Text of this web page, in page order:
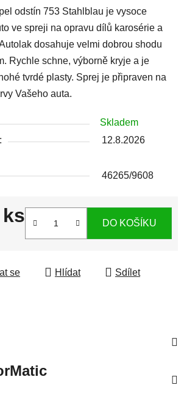
odstín 753 Stahlblau je vysoce
ve spreji na opravu dílů karosérie a
dosahuje velmi dobrou shodu
Rychle schne, výborně kryje a je
tvrdé plasty. Sprej je připraven na
Vašeho auta.
Skladem
12.8.2026
46265/9608
DO KOŠÍKU
se Hlídat Sdílet